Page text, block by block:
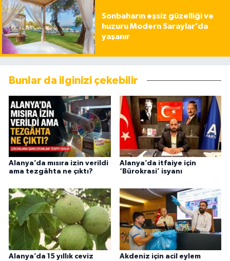
Sonbaharın eşsiz güzelliği ve
huzuru Modern Saraylar’da
yaşanır
Bunlar da ilginizi çekebilir
Alanya’da mısıra izin verildi
ama tezgâhta ne çıktı?
Alanya’da itfaiye için
‘Bürokrasi’ isyanı
Alanya’da 15 yıllık ceviz
Akdeniz için acil eylem